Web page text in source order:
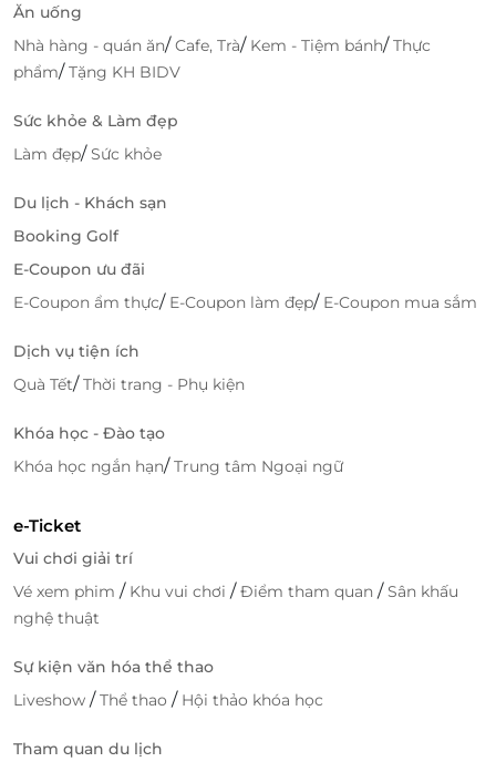
nhiều thực khách.
Ngoài các món chính, các món ăn kèm tại buffet
Bạn có thể đến quầy salad để thử các loại như salad
romaine, salad Á với cá muối, phô mai,… Bên cạnh đó,
tươi ngon, bánh ngọt mềm xốp, kem tươi lạnh tan
trọn vẹn.
Đôi nét về Mermaid Restaurant
chỉ được tận hưởng đại tiệc siêu hoành tráng mà
thực khách còn được ngắm nhìn toàn cảnh thành
Ăn uống
Nhà hàng - quán ăn/Cafe, Trà/ Kem - Tiệm bánh/Thực
phẩm/Tặng KH BIDV
Sức khỏe & Làm đẹp
Làm đẹp/Sức khỏe
Du lịch - Khách sạn
Booking Golf
E-Coupon ưu đãi
E-Coupon ẩm thực/ E-Coupon làm đẹp/ E-Coupon mua sắm
Dịch vụ tiện ích
Quà Tết/Thời trang - Phụ kiện
Khóa học - Đào tạo
Khóa học ngắn hạn/Trung tâm Ngoại ngữ
e-Ticket
Vui chơi giải trí
Vé xem phim / Khu vui chơi /Điểm tham quan /Sân khấu
nghệ thuật
Sự kiện văn hóa thể thao
Liveshow /Thể thao / Hội thảo khóa học
Tham quan du lịch